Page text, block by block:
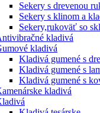
Sekery s drevenou
Sekery s klinom a
Sekery,rukoväť so
kladivá
kladivá
Kladivá gumené s
Kladivá gumené s
Kladivá gumené s
kladivá